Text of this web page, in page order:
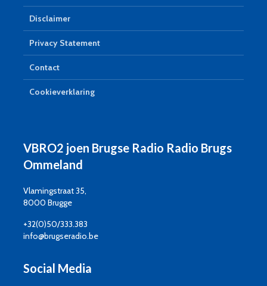
Disclaimer
Privacy Statement
Contact
Cookieverklaring
VBRO2 joen Brugse Radio Radio Brugs
Ommeland
Vlamingstraat 35,
8000 Brugge
+32(0)50/333.383
info@brugseradio.be
Social Media